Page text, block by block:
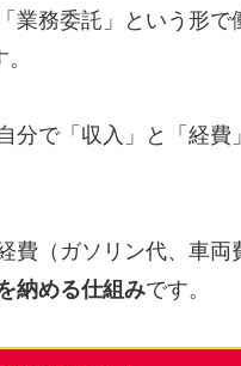
業務委託」という形で
分で「収入」と「経費
（ガソリン代、車両
納める仕組みです。